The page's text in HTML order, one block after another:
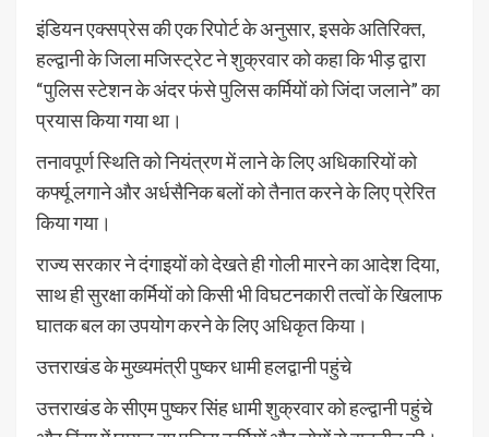
इंडियन एक्सप्रेस की एक रिपोर्ट के अनुसार, इसके अतिरिक्त,
हल्द्वानी के जिला मजिस्ट्रेट ने शुक्रवार को कहा कि भीड़ द्वारा
“पुलिस स्टेशन के अंदर फंसे पुलिस कर्मियों को जिंदा जलाने” का
प्रयास किया गया था।
तनावपूर्ण स्थिति को नियंत्रण में लाने के लिए अधिकारियों को
कर्फ्यू लगाने और अर्धसैनिक बलों को तैनात करने के लिए प्रेरित
किया गया।
राज्य सरकार ने दंगाइयों को देखते ही गोली मारने का आदेश दिया,
साथ ही सुरक्षा कर्मियों को किसी भी विघटनकारी तत्वों के खिलाफ
घातक बल का उपयोग करने के लिए अधिकृत किया।
उत्तराखंड के मुख्यमंत्री पुष्कर धामी हलद्वानी पहुंचे
उत्तराखंड के सीएम पुष्कर सिंह धामी शुक्रवार को हल्द्वानी पहुंचे